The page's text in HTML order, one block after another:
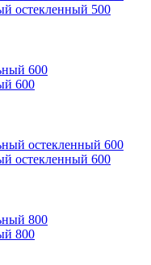
остекленный 500
600
остекленный 600
800